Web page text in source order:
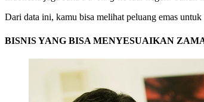
Dari data ini, kamu bisa melihat peluang emas
BISNIS YANG BISA MENYESUAIKAN